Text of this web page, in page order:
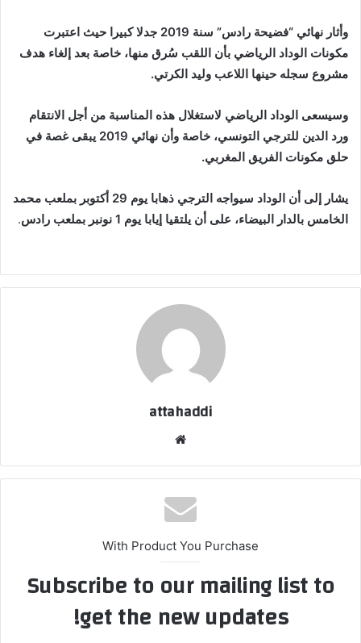
وأثار نهائي “فضيحة رادس” سنة 2019 جدلا كبيرا حيث اعتبرت
مكونات الوداد الرياضي بأن اللقب سُرق منها، خاصة بعد إلغاء هدف
مشروع سجله حينها اللاعب وليد الكرتي.
وسيسعى الوداد الرياضي لاستغلال هذه المناسبة من أجل الانتقام
ورد الدين للترجي التونسي، خاصة وأن نهائي 2019 يبقى غصة في
حلق مكونات الفريق المغربي.
يشار إلى أن الوداد سيواجه الترجي ذهابا يوم 29 أكتوبر بملعب محمد
الخامس بالدار البيضاء، على أن يلتقيا إيابا يوم 1 نونبر بملعب رادس
.
attahaddi
With Product You Purchase
Subscribe to our mailing list to
get the new updates!